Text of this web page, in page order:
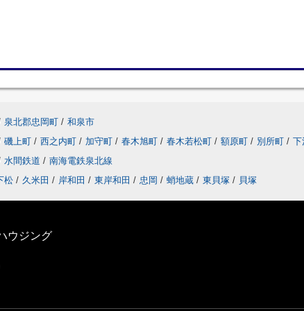
泉北郡忠岡町 / 和泉市
磯上町 / 西之内町 / 加守町 / 春木旭町 / 春木若松町 / 額原町 / 別所町 / 下
水間鉄道 / 南海電鉄泉北線
松 / 久米田 / 岸和田 / 東岸和田 / 忠岡 / 蛸地蔵 / 東貝塚 / 貝塚
ウジング